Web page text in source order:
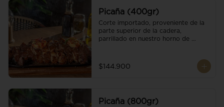
Picaña (400gr)
Corte importado, proveniente de la
parte superior de la cadera,
parrillado en nuestro horno de
Acompañado de salsa criolla de la
casa.
$144.900
Picaña (800gr)